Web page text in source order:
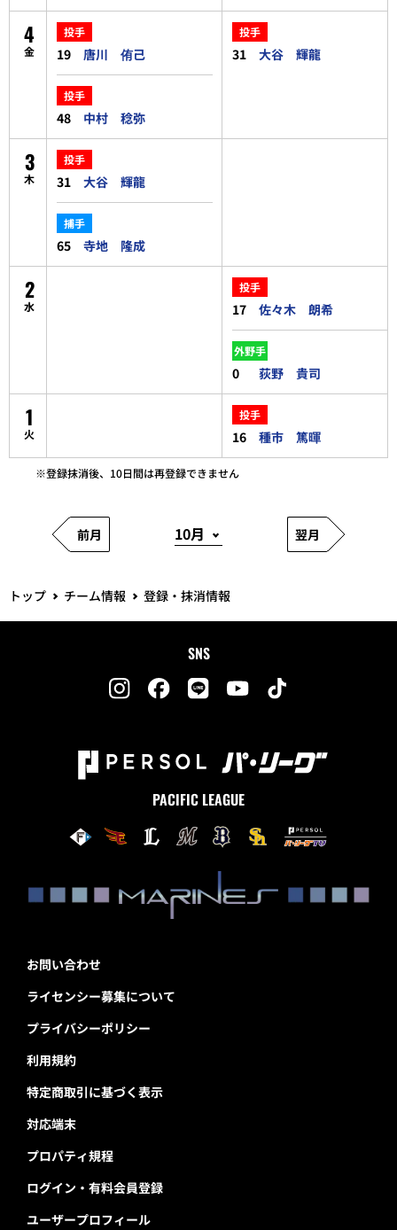
4
金
投手
19 唐川 侑己
投手
48 中村 稔弥
投手
31 大谷 輝龍
3
木
投手
31 大谷 輝龍
捕手
65 寺地 隆成
2
水
投手
17 佐々木 朗希
外野手
0 荻野 貴司
1
火
投手
16 種市 篤暉
登録抹消後、10日間は再登録できません
前月 翌月
トップ チーム情報 登録・抹消情報
SNS
PACIFIC LEAGUE
お問い合わせ
ライセンシー募集について
プライバシーポリシー
利用規約
特定商取引に基づく表示
対応端末
プロパティ規程
ログイン・有料会員登録
ユーザープロフィール